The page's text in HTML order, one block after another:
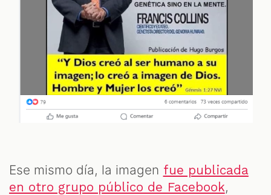
Ese mismo día, la imagen fue publicada
en otro grupo público de Facebook,